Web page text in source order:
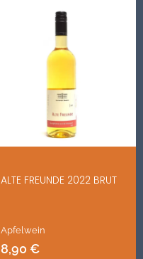
ALTE FREUNDE 2022 BRUT
Apfelwein
8,90 €